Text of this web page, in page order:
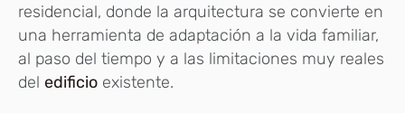
residencial, donde la arquitectura se convierte en
una herramienta de adaptación a la vida familiar,
al paso del tiempo y a las limitaciones muy reales
del edificio existente.